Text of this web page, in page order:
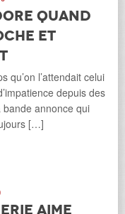
quand
et
qu’on l’attendait celui
depuis des
bande annonce qui
[…]
aime